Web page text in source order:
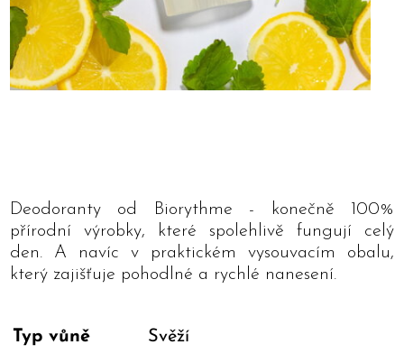
Deodoranty od Biorythme - konečně 100%
přírodní výrobky, které spolehlivě fungují celý
den. A navíc v praktickém vysouvacím obalu,
který zajišťuje pohodlné a rychlé nanesení.
Typ vůně Svěží